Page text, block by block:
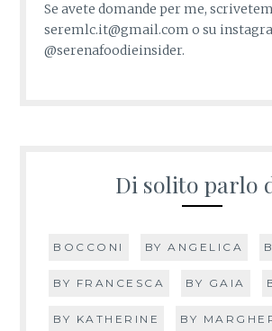
Se avete domande per me,
seremlc.it@gmail.com o su
@serenafoodieinsider.
Di solito parlo
BOCCONI BY ANGELICA
BY FRANCESCA BY GAIA
BY KATHERINE BY